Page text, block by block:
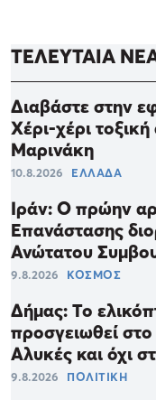
ΤΕΛΕΥΤΑΙΑ
Διαβάστε στην
Χέρι-χέρι
Μαρινάκη
10.8.2026 ΕΛΛΑΔΑ
Ιράν: Ο πρώην
Επανάστασης
Ανώτατου
9.8.2026 ΚΟΣΜΟΣ
Δήμας: Το
προσγειωθεί στο
Αλυκές και όχι
9.8.2026 ΠΟΛΙΤΙΚΗ